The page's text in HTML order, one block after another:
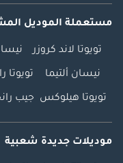
مستعملة الموديل
تويوتا لاند كروزر
نيسان ألتيما تويوتا
تويوتا هيلوكس جيب
موديلات جديدة شعبية